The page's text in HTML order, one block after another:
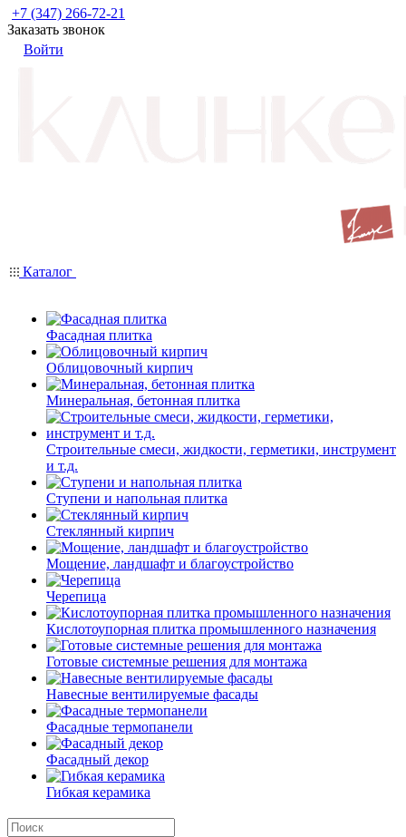
+7 (347) 266-72-21
Заказать звонок
Войти
Каталог
Фасадная плитка
Облицовочный кирпич
Минеральная, бетонная плитка
Строительные смеси, жидкости, герметики, инструмент
и т.д.
Ступени и напольная плитка
Cтеклянный кирпич
Мощение, ландшафт и благоустройство
Черепица
Кислотоупорная плитка промышленного назначения
Готовые системные решения для монтажа
Навесные вентилируемые фасады
Фасадные термопанели
Фасадный декор
Гибкая керамика